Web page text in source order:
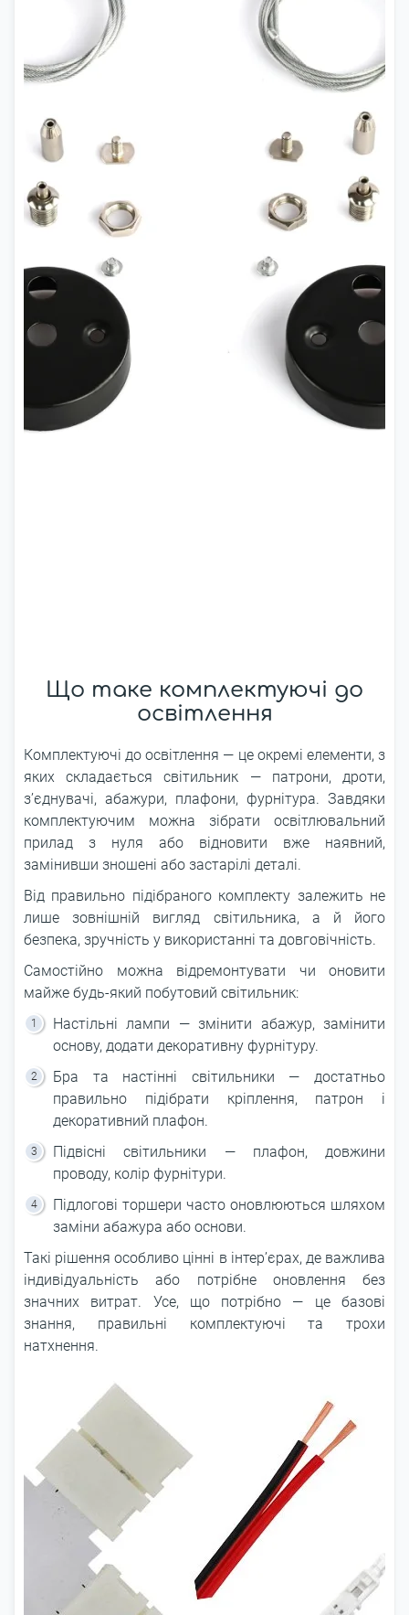
Що таке комплектуючі до
освітлення
Комплектуючі до освітлення — це окремі елементи, з
яких складається світильник — патрони, дроти,
з’єднувачі, абажури, плафони, фурнітура. Завдяки
комплектуючим можна зібрати освітлювальний
прилад з нуля або відновити вже наявний,
замінивши зношені або застарілі деталі.
Від правильно підібраного комплекту залежить не
лише зовнішній вигляд світильника, а й його
безпека, зручність у використанні та довговічність.
Самостійно можна відремонтувати чи оновити
майже будь-який побутовий світильник:
Настільні лампи — змінити абажур, замінити
основу, додати декоративну фурнітуру.
Бра та настінні світильники — достатньо
правильно підібрати кріплення, патрон і
декоративний плафон.
Підвісні світильники — плафон, довжини
проводу, колір фурнітури.
Підлогові торшери часто оновлюються шляхом
заміни абажура або основи.
Такі рішення особливо цінні в інтер’єрах, де важлива
індивідуальність або потрібне оновлення без
значних витрат. Усе, що потрібно — це базові
знання, правильні комплектуючі та трохи
натхнення.